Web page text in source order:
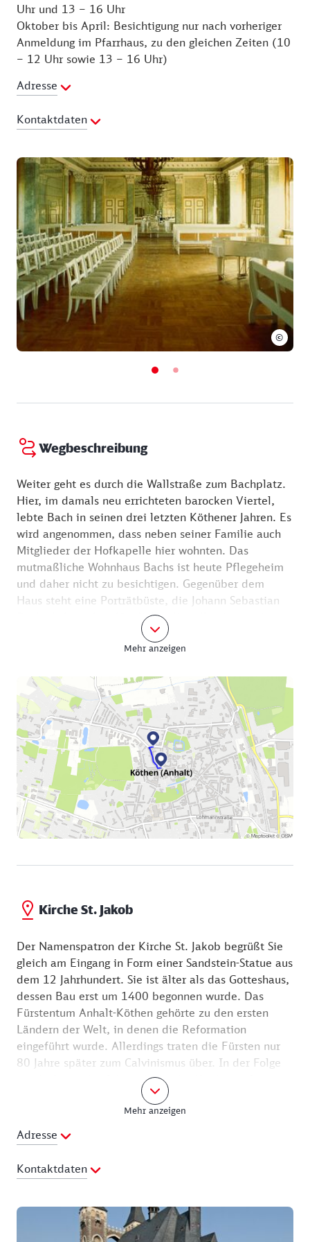
Uhr und 13 – 16 Uhr
Oktober bis April: Besichtigung nur nach vorheriger
Anmeldung im Pfarrhaus, zu den gleichen Zeiten (10
– 12 Uhr sowie 13 – 16 Uhr)
Adresse
Kontaktdaten
Telefon:03496-212084
©
Wegbeschreibung
Weiter geht es durch die Wallstraße zum Bachplatz.
Hier, im damals neu errichteten barocken Viertel,
lebte Bach in seinen drei letzten Köthener Jahren. Es
wird angenommen, dass neben seiner Familie auch
Mitglieder der Hofkapelle hier wohnten. Das
mutmaßliche Wohnhaus Bachs ist heute Pflegeheim
und daher nicht zu besichtigen. Gegenüber dem
Haus steht eine Porträtbüste, die Johann Sebastian
Bach als barocken fürstlichen Kapellmeister zeigt.
Geschaffen wurde sie von Heinrich Pöhlmann (1839-
1917), einem in der Kaiserzeit vielbeschäftigten
Vom Bachplatz sind es nur ein paar Schritte durch
die Schulstraße zum Marktplatz. Hier herrscht
tatsächlich an jedem Wochentag reges Markttreiben.
Dominiert wird der Platz durch die Doppeltürme der
Kirche St. Jakob und dem Rathausgebäude. Zunächst
statten wir der Kirche St. Jakob einen Besuch ab.
Mehr anzeigen
Kirche St. Jakob
Der Namenspatron der Kirche St. Jakob begrüßt Sie
gleich am Eingang in Form einer Sandstein-Statue aus
dem 12 Jahrhundert. Sie ist älter als das Gotteshaus,
dessen Bau erst um 1400 begonnen wurde. Das
Fürstentum Anhalt-Köthen gehörte zu den ersten
Ländern der Welt, in denen die Reformation
eingeführt wurde. Allerdings traten die Fürsten nur
80 Jahre später zum Calvinismus über. In der Folge
wurde fast jeder Schmuck aus der Kirche entfernt.
Die 75 Meter hohen Doppeltürme mit der
Verbindungsbrücke wurden erst 1897 vollendet. Sie
bilden heute das Wahrzeichen Köthens. In der Kirche
St. Jakob kann man viele Mitglieder des Fürstenhaus
Anhalt-Köthen antreffen. Sie haben dort ihre letzte
Ruhe gefunden. Diese Fürstengruft ist für Besucher
Öffnungszeiten:
Mehr anzeigen
Adresse
Kontaktdaten
E-Mail Adresse:pfarramt-jakob-
koethen@kircheanhalt.de